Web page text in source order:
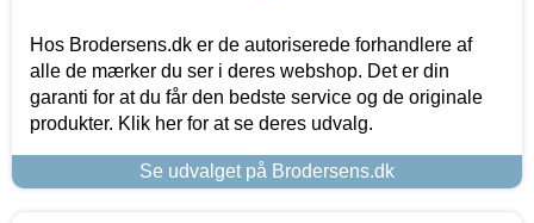
Hos Brodersens.dk er de autoriserede forhandlere af
alle de mærker du ser i deres webshop. Det er din
garanti for at du får den bedste service og de originale
produkter. Klik her for at se deres udvalg.
Se udvalget på Brodersens.dk